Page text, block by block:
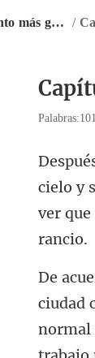
El renacimiento del santo más grande como dragon /
y
ver q
normal